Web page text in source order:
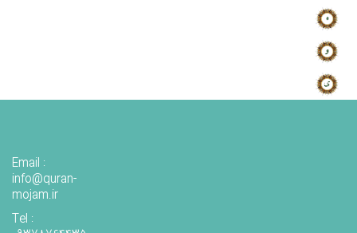
Email :
info@quran-
mojam.ir
Tel :